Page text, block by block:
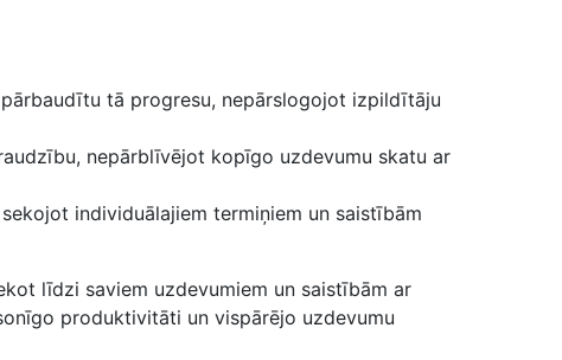
tā progresu, nepārslogojot izpildītāju
nepārblīvējot kopīgo uzdevumu skatu ar
individuālajiem termiņiem un saistībām
līdzi saviem uzdevumiem un saistībām ar
produktivitāti un vispārējo uzdevumu